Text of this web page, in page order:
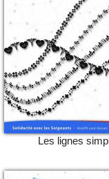
Les lignes